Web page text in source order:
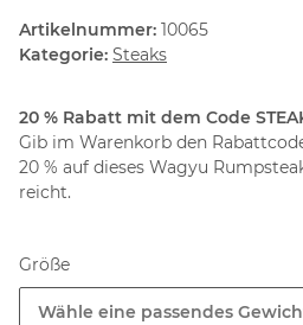
Artikelnummer: 10065
Kategorie: Steaks
20 % Rabatt mit dem Code
Gib im Warenkorb den
20 % auf dieses Wagyu
reicht.
Größe
Wähle eine passendes